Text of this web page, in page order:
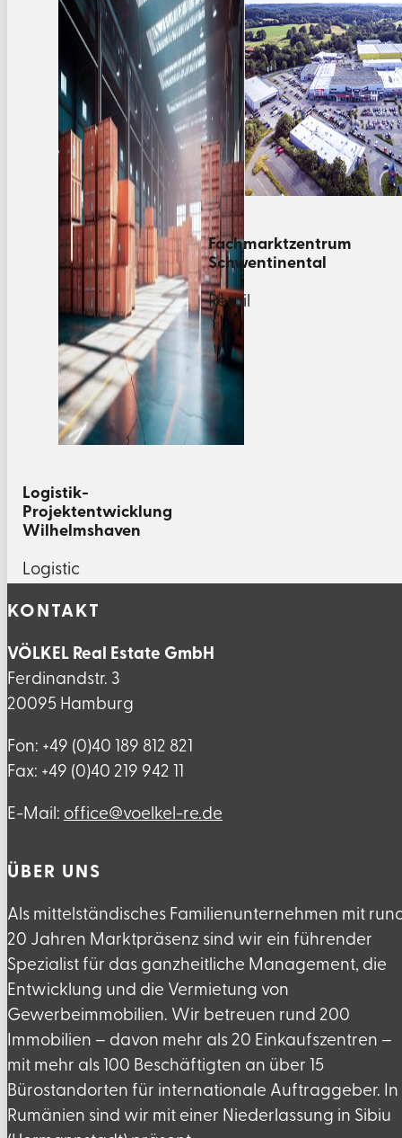
Logistik-
Projektentwicklung
Wilhelmshaven
Logistic
Fachmarktzentrum
Schwentinental
Retail
KONTAKT
VÖLKEL Real Estate GmbH
Ferdinandstr. 3
20095 Hamburg
Fon: +49 (0)40 189 812 821
Fax: +49 (0)40 219 942 11
E-Mail: ed.er-lekleov@eciffo
ÜBER UNS
Als mittelständisches Familienunternehmen mit
20 Jahren Marktpräsenz sind wir ein führender
Spezialist für das ganzheitliche Management, die
Entwicklung und die Vermietung von
Gewerbeimmobilien. Wir betreuen rund 200
Immobilien – davon mehr als 20 Einkaufszentren –
mit mehr als 100 Beschäftigten an über 15
Bürostandorten für internationale Auftraggeber. In
Rumänien sind wir mit einer Niederlassung in Sibiu